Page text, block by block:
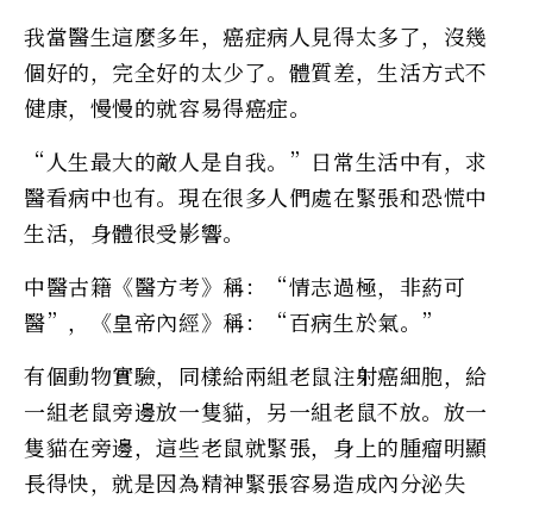
我當醫生這麼多年，癌症病人見得太多了，沒幾
個好的，完全好的太少了。體質差，生活方式不
健康，慢慢的就容易得癌症。
“人生最大的敵人是自我。”日常生活中有，求
醫看病中也有。現在很多人們處在緊張和恐慌中
生活，身體很受影響。
中醫古籍《醫方考》稱：“情志過極，非葯可
醫”，《皇帝內經》稱：“百病生於氣。”
有個動物實驗，同樣給兩組老鼠注射癌細胞，給
一組老鼠旁邊放一隻貓，另一組老鼠不放。放一
隻貓在旁邊，這些老鼠就緊張，身上的腫瘤明顯
長得快，就是因為精神緊張容易造成內分泌失